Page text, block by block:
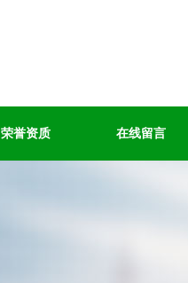
荣誉资质 在线留言